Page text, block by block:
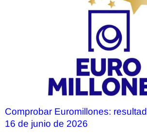
Comprobar Euromillones:
16 de junio de 2026